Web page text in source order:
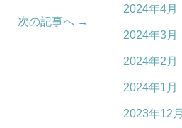
次の記事へ →
2024年4月
2024年3月
2024年2月
2024年1月
2023年12月